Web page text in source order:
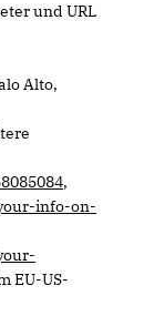
und URL
Alto,
,
info-on-
EU-US-